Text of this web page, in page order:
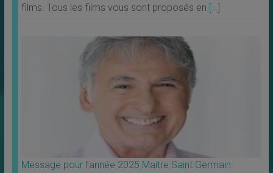
films. Tous les films vous sont proposés en […]
Message pour l’année 2025 Maitre Saint Germain